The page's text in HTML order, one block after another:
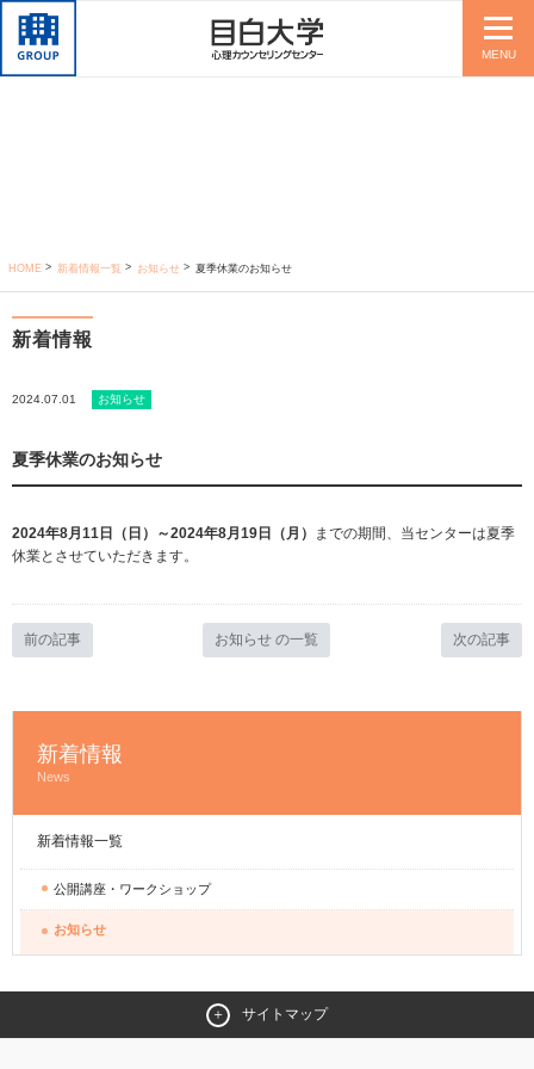
MENU
HOME 新着情報一覧 お知らせ 夏季休業のお知らせ
新着情報
2024.07.01 お知らせ
夏季休業のお知らせ
2024年8月11日（日）～2024年8月19日（月）
までの期間、当センターは夏季
休業とさせていただきます。
前の記事 お知らせ の一覧 次の記事
新着情報
News
新着情報一覧
公開講座・ワークショップ
お知らせ
サイトマップ